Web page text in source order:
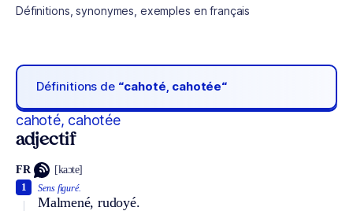
Définitions, synonymes, exemples en français
Définitions de “cahoté, cahotée“
cahoté, cahotée
adjectif
FR [kaɔte]
Sens figuré.
Malmené, rudoyé.
1